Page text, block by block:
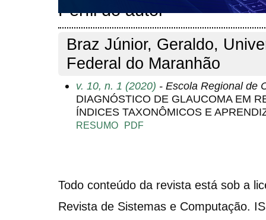
Perfil do autor
Braz Júnior, Geraldo,
Federal do Maranhão
v. 10, n. 1 (2020) - Escola Regional de
DIAGNÓSTICO DE GLAUCOMA EM
ÍNDICES TAXONÔMICOS E
RESUMO PDF
Todo conteúdo da revista está sob a
Revista de Sistemas e Computação.